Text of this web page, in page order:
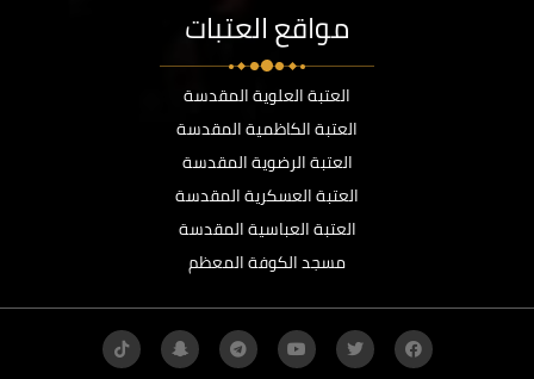
مواقع العتبات
العتبة العلوية المقدسة
العتبة الكاظمية المقدسة
العتبة الرضوية المقدسة
العتبة العسكرية المقدسة
العتبة العباسية المقدسة
مسجد الكوفة المعظم